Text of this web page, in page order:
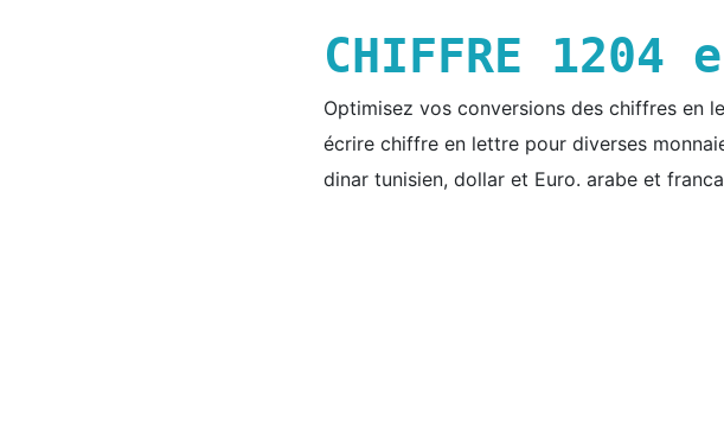
CHIFFRE 1204
Optimisez vos conversions des chiffres en
écrire chiffre en lettre pour diverses
dinar tunisien, dollar et Euro. arabe et